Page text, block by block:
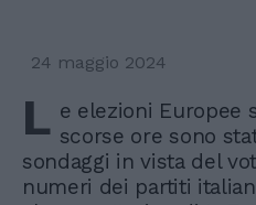
24 maggio 2024
L e elezioni Europee
scorse ore sono
sondaggi in vista del
numeri dei partiti